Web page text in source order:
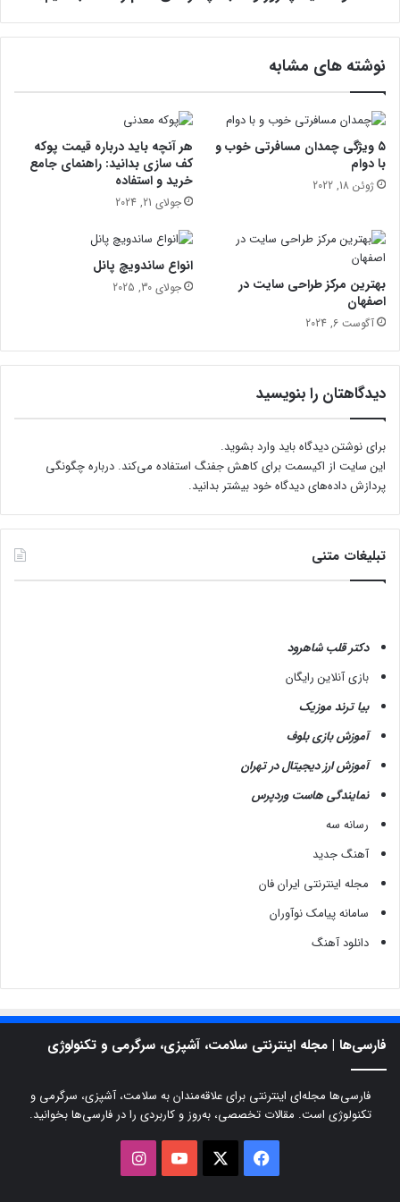
و
ش
؛
چ
ه
ز
ن
ی
د
ا
م
ر
ا
ا
ت
خ
ا
ب
ک
ن
م
؟
نوشته های مشابه
۵ ویژگی چمدان مسافرتی خوب و
با دوام
ژوئن 18, 2022
هر آنچه باید درباره قیمت پوکه
کف سازی بدانید: راهنمای جامع
خرید و استفاده
جولای 21, 2024
بهترین مرکز طراحی سایت در
اصفهان
آگوست 6, 2024
انواع ساندویچ پانل
جولای 30, 2025
دیدگاهتان را بنویسید
برای نوشتن دیدگاه باید وارد بشوید.
این سایت از اکیسمت برای کاهش جفنگ استفاده می‌کند. درباره چگونگی
پردازش داده‌های دیدگاه خود بیشتر بدانید.
تبلیغات متنی
دکتر قلب شاهرود
بازی آنلاین رایگان
بیا ترند موزیک
آموزش بازی بلوف
آموزش ارز دیجیتال در تهران
نمایندگی هاست وردپرس
رسانه سه
آهنگ جدید
مجله اینترنتی ایران فان
سامانه پیامک نوآوران
دانلود آهنگ
فارسی‌ها | مجله اینترنتی سلامت، آشپزی، سرگرمی و تکنولوژی
فارسی‌ها مجله‌ای اینترنتی برای علاقه‌مندان به سلامت، آشپزی، سرگرمی و
تکنولوژی است. مقالات تخصصی، به‌روز و کاربردی را در فارسی‌ها بخوانید.
فیسبوک یوتیوب